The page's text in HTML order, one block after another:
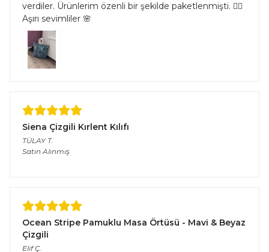
verdiler. Ürünlerim özenli bir şekilde paketlenmişti. 👌🏻
Aşırı sevimliler 🌸
Siena Çizgili Kırlent Kılıfı
TÜLAY T.
Satın Alınmış
Ocean Stripe Pamuklu Masa Örtüsü - Mavi & Beyaz
Çizgili
Elif Ç.